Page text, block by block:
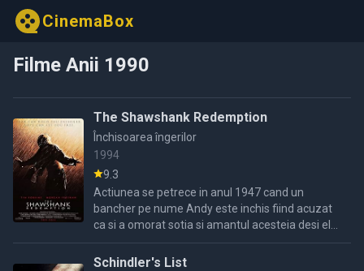
CinemaBox
Filme Anii 1990
The Shawshank Redemption
Închisoarea îngerilor
1994
9.3
Actiunea se petrece in anul 1947 cand un
bancher pe nume Andy este inchis fiind acuzat
ca si a omorat sotia si amantul acesteia desi el
declarase ca nu este vinovat.In inchisoare il
intalneste pe Red ...
Schindler's List